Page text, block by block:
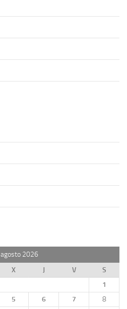
agosto 2026
X J V
S
1
5 6 7
8